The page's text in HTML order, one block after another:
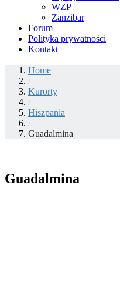
WZP
Zanzibar
Forum
Polityka prywatności
Kontakt
Home
/
Kurorty
/
Hiszpania
/
Guadalmina
Guadalmina